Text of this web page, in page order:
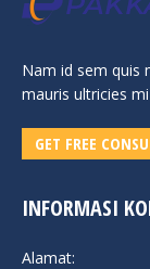
Nam id sem quis
mauris ultricies
GET FREE
INFORMASI
Alamat: